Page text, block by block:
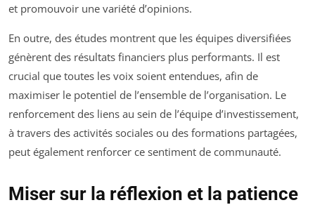
et promouvoir une variété d’opinions.
En outre, des études montrent que les équipes diversifiées
génèrent des résultats financiers plus performants. Il est
crucial que toutes les voix soient entendues, afin de
maximiser le potentiel de l’ensemble de l’organisation. Le
renforcement des liens au sein de l’équipe d’investissement,
à travers des activités sociales ou des formations partagées,
peut également renforcer ce sentiment de communauté.
Miser sur la réflexion et la patience